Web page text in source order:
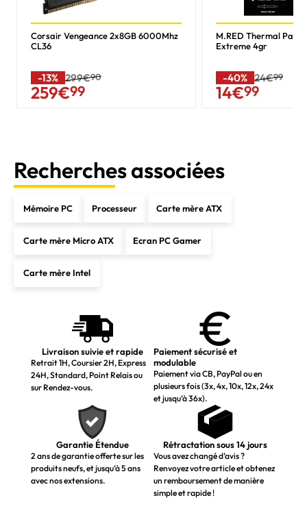
Corsair Vengeance 2x8GB 6000Mhz
CL36
-13% 299€90
259€99
M.RED Thermal Paste
Extreme 4gr
-40% 24€99
14€99
Recherches associées
Mémoire PC Processeur Carte mère ATX
Carte mère Micro ATX Ecran PC Gamer
Carte mère Intel
Livraison suivie et rapide
Retrait 1H, Coursier 2H, Express
24H, Standard, Point Relais ou
sur Rendez-vous.
Paiement sécurisé et
modulable
Paiement via CB, PayPal ou en
plusieurs fois (3x, 4x, 10x, 12x, 24x
et jusqu’à 36x).
Garantie Étendue
2 ans de garantie offerte sur les
produits neufs, et jusqu’à 5 ans
avec nos extensions.
Rétractation sous 14 jours
Vous avez changé d’avis ?
Renvoyez votre article et obtenez
un remboursement de manière
simple et rapide !